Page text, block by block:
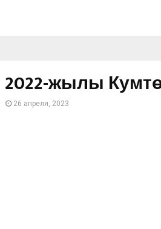
2022-жылы
26 апреля, 2023